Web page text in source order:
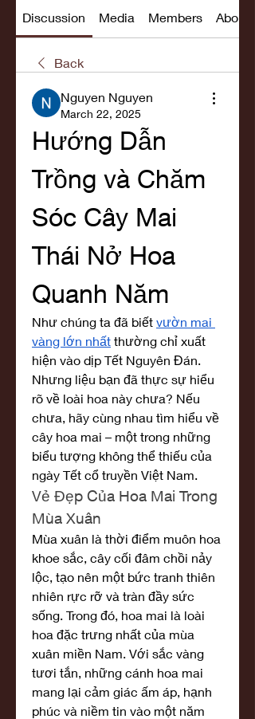
Discussion Media Members About
Back
Nguyen Nguyen
March 22, 2025
Hướng Dẫn
Trồng và Chăm
Sóc Cây Mai
Thái Nở Hoa
Quanh Năm
Như chúng ta đã biết vườn mai
vàng lớn nhất thường chỉ xuất
hiện vào dịp Tết Nguyên Đán.
Nhưng liệu bạn đã thực sự hiểu
rõ về loài hoa này chưa? Nếu
chưa, hãy cùng nhau tìm hiểu về
cây hoa mai – một trong những
biểu tượng không thể thiếu của
ngày Tết cổ truyền Việt Nam.
Vẻ Đẹp Của Hoa Mai Trong
Mùa Xuân
Mùa xuân là thời điểm muôn hoa
khoe sắc, cây cối đâm chồi nảy
lộc, tạo nên một bức tranh thiên
nhiên rực rỡ và tràn đầy sức
sống. Trong đó, hoa mai là loài
hoa đặc trưng nhất của mùa
xuân miền Nam. Với sắc vàng
tươi tắn, những cánh hoa mai
mang lại cảm giác ấm áp, hạnh
phúc và niềm tin vào một năm